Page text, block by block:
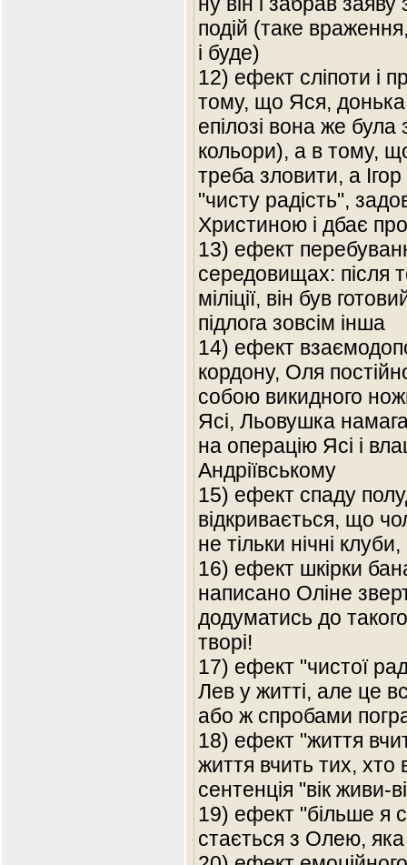
подій (таке
і буде)
12) ефект сліпоти і
тому, що Яся, донька
епілозі вона же
кольори), а в тому,
треба зловити, а
"чисту радість",
Христиною і дбає
13) ефект
середовищах: після
міліції, він був
підлога зовсім інша
14) ефект
кордону, Оля
собою викидного
Ясі, Льовушка
на операцію Ясі і
Андріївському
15) ефект спаду
відкривається, що
не тільки нічні
16) ефект шкірки
написано Оліне
додуматись до
творі!
‎17) ефект "чистої
Лев у житті, але це
або ж спробами
18) ефект "життя
життя вчить тих, хто
сентенція "вік живи-
19) ефект "більше я
стається з Олею, яка